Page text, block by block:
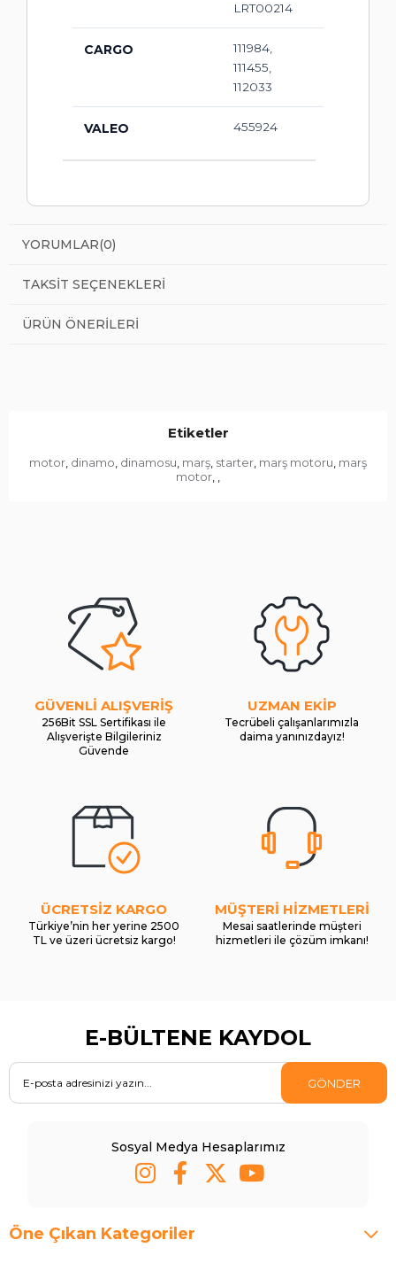
LRT00214
CARGO
111984,
111455,
112033
VALEO 455924
YORUMLAR(0)
TAKSIT SEÇENEKLERI
ÜRÜN ÖNERILERI
Etiketler
motor, dinamo, dinamosu, marş, starter, marş motoru, marş
motor, ,
GÜVENLİ ALIŞVERİŞ
256Bit SSL Sertifikası ile
Alışverişte Bilgileriniz
Güvende
UZMAN EKİP
Tecrübeli çalışanlarımızla
daima yanınızdayız!
ÜCRETSİZ KARGO
Türkiye’nin her yerine 2500
TL ve üzeri ücretsiz kargo!
MÜŞTERİ HİZMETLERİ
Mesai saatlerinde müşteri
hizmetleri ile çözüm imkanı!
E-BÜLTENE KAYDOL
GÖNDER
Sosyal Medya Hesaplarımız
Öne Çıkan Kategoriler